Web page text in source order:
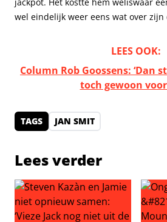
wel eindelijk weer eens wat over zijn
LEES OOK:
Column Rob Goossens: ‘Dan
toch gewoon voor
TAGS JAN SMIT
Lees verder